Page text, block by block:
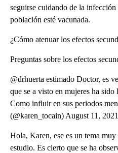
seguirse cuidando de la
población esté vacunada.
¿Cómo atenuar los efectos
Preguntas sobre los efectos
@drhuerta estimado Doctor, es
que se a visto en mujeres ha
Como influir en sus periodos
(@karen_tocain) August 11, 2021
Hola, Karen, ese es un tema
estudio. Es cierto que se ha